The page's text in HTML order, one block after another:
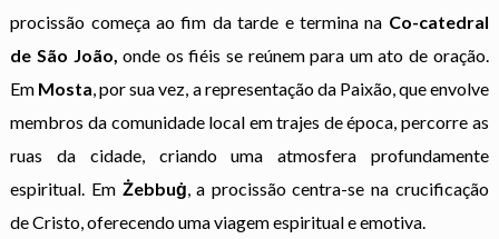
procissão começa ao fim da tarde e termina na Co-catedral
de São João,onde os fiéis se reúnem para um ato de oração.
Em Mosta, por sua vez, a representação da Paixão, que envolve
membros da comunidade local em trajes de época, percorre as
ruas da cidade, criando uma atmosfera profundamente
espiritual. Em Żebbuġ, a procissão centra-se na crucificação
de Cristo, oferecendo uma viagem espiritual e emotiva.